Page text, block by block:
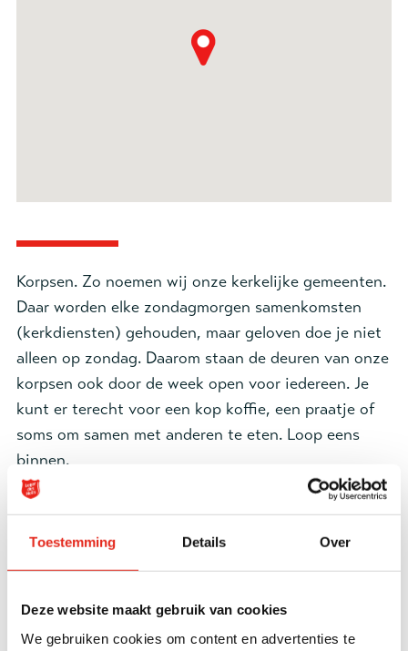
Toestemming Details Over
Deze website maakt gebruik van cookies
We gebruiken cookies om content en advertenties te
Korpsen. Zo noemen wij onze kerkelijke gemeenten.
Daar worden elke zondagmorgen samenkomsten
(kerkdiensten) gehouden, maar geloven doe je niet
alleen op zondag. Daarom staan de deuren van onze
korpsen ook door de week open voor iedereen. Je
kunt er terecht voor een kop koffie, een praatje of
soms om samen met anderen te eten. Loop eens
binnen.
Di 10.00-15.30 LdH Boetiek
10.00-11.30 Lift Up groep (gemengde